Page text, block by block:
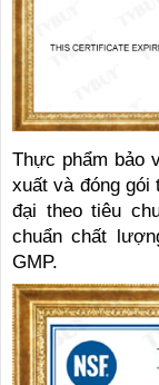
Thực phẩm bảo
xuất và đóng gói
đại theo tiêu
chuẩn chất
GMP.